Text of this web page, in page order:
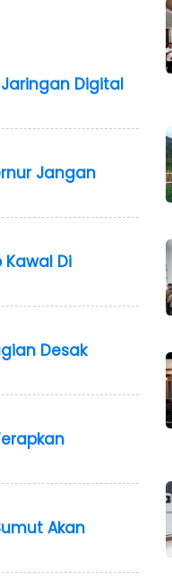
Digital
Jangan
Di
Desak
Akan